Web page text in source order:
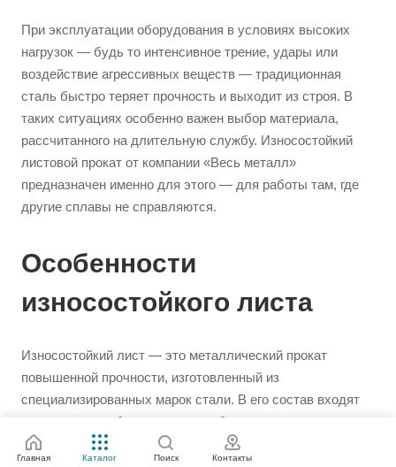
При эксплуатации оборудования в условиях высоких
нагрузок — будь то интенсивное трение, удары или
воздействие агрессивных веществ — традиционная
сталь быстро теряет прочность и выходит из строя. В
таких ситуациях особенно важен выбор материала,
рассчитанного на длительную службу. Износостойкий
листовой прокат от компании «Весь металл»
предназначен именно для этого — для работы там, где
другие сплавы не справляются.
Особенности
износостойкого листа
Износостойкий лист — это металлический прокат
повышенной прочности, изготовленный из
специализированных марок стали. В его состав входят
легирующие добавки, такие как бор, никель, хром,
марганец, которые значительно увеличивают
Главная Каталог Поиск Контакты